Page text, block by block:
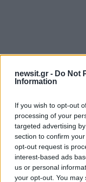
newsit.gr - Do Not
Information
If you wish to opt-out
processing of your
targeted advertising
section to confirm
opt-out request is
interest-based ads
us or personal
your opt-out. You
Αν τα χάσατε